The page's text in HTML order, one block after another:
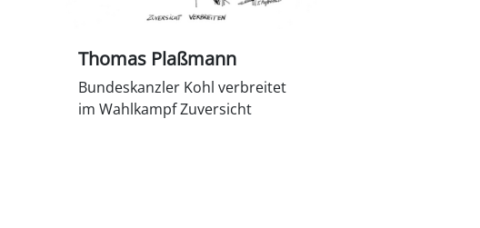
Thomas Plaßmann
Bundeskanzler Kohl verbreitet
im Wahlkampf Zuversicht